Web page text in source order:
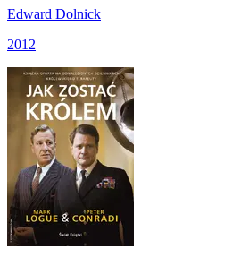
Edward Dolnick
2012